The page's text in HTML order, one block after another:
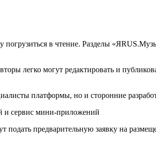
погрузиться в чтение. Разделы
легко могут редактировать и
платформы, но и сторонние
подать предварительную заявку на